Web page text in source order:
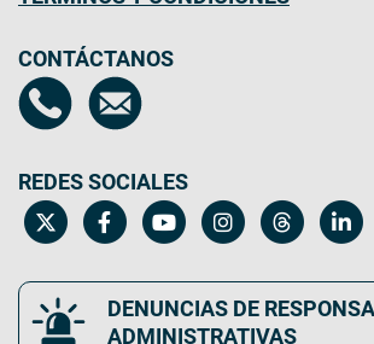
CONTÁCTANOS
REDES SOCIALES
DENUNCIAS DE
ADMINISTRATIVAS